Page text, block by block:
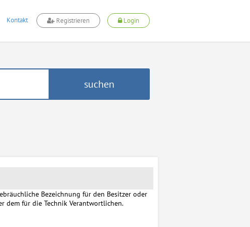
Kontakt Registrieren Login
suchen
Bezeichnung für den Besitzer oder
dem für die Technik Verantwortlichen.